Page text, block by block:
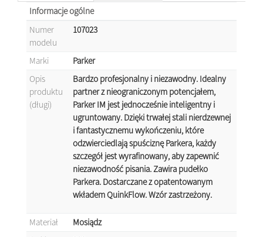
Informacje ogólne
Numer
modelu
107023
Marki
Parker
Opis
produktu
(długi)
Bardzo profesjonalny i niezawodny. Idealny
partner z nieograniczonym potencjałem,
Parker IM jest jednocześnie inteligentny i
ugruntowany. Dzięki trwałej stali nierdzewnej
i fantastycznemu wykończeniu, które
odzwierciedlają spuściznę Parkera, każdy
szczegół jest wyrafinowany, aby zapewnić
niezawodność pisania. Zawira pudełko
Parkera. Dostarczane z opatentowanym
wkładem QuinkFlow. Wzór zastrzeżony.
Materiał
Mosiądz